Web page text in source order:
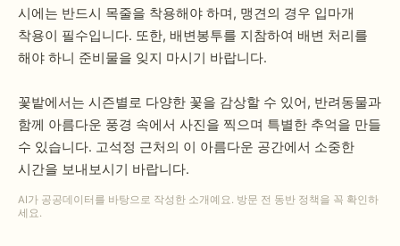
시에는 반드시 목줄을 착용해야 하며, 맹견의 경우 입마개
착용이 필수입니다. 또한, 배변봉투를 지참하여 배변 처리를
해야 하니 준비물을 잊지 마시기 바랍니다.
꽃밭에서는 시즌별로 다양한 꽃을 감상할 수 있어, 반려동물과
함께 아름다운 풍경 속에서 사진을 찍으며 특별한 추억을 만들
수 있습니다. 고석정 근처의 이 아름다운 공간에서 소중한
시간을 보내보시기 바랍니다.
AI가 공공데이터를 바탕으로 작성한 소개예요. 방문 전 동반 정책을 꼭 확인하
세요.